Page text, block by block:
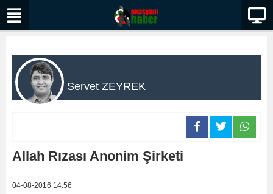
Servet ZEYREK
Allah Rızası Anonim Şirketi
04-08-2016 14:56